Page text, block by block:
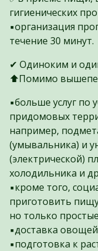
гигиенических
▪️организация
течение 30 минут.
✔ Одиноким и
⬆️Помимо
▪️больше услуг
придомовых
например,
(умывальника) и
(электрической)
холодильника и
▪️кроме того,
приготовить
но только
▪️доставка
▪️подготовка к